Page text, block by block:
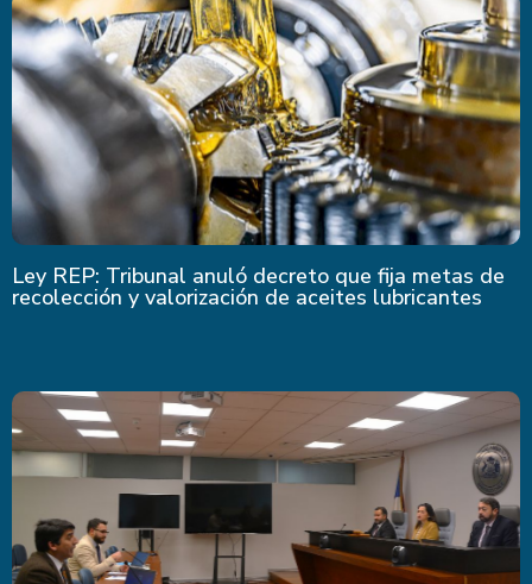
Ley REP: Tribunal anuló decreto que fija metas de
recolección y valorización de aceites lubricantes